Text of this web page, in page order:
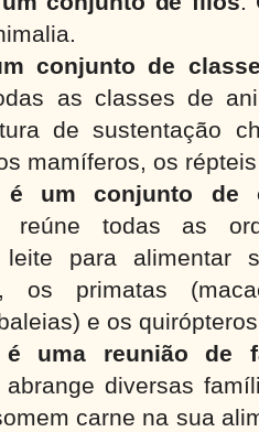
conjunto de
as classes de
de sustentação
mamíferos, os
um conjunto de
reúne todas as
leite para alimentar
os primatas
e os
uma reunião de
abrange diversas
carne na sua